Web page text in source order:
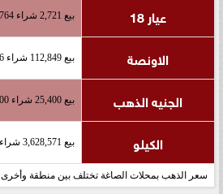
عيار 18 بيع 2,721 شراء 2,764
الاونصة بيع 112,849 شراء 114,626
الجنيه الذهب بيع 25,400 شراء 25,800
الكيلو بيع 3,628,571 شراء 3,685,714
سعر الذهب بمحلات الصاغة تختلف بين منطقة وأخرى